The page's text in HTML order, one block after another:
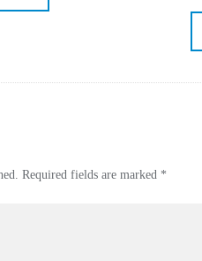
Required fields are marked *